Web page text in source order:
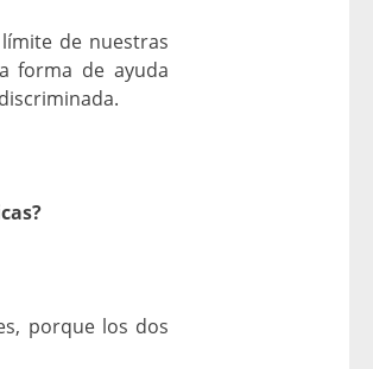
de nuestras
forma de ayuda
porque los dos